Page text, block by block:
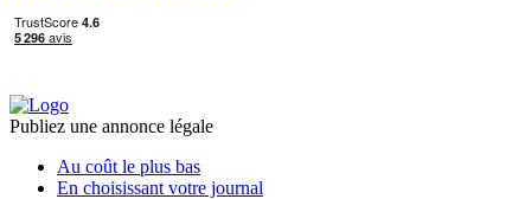
Publiez une annonce légale
Au coût le plus bas
En choisissant votre journal